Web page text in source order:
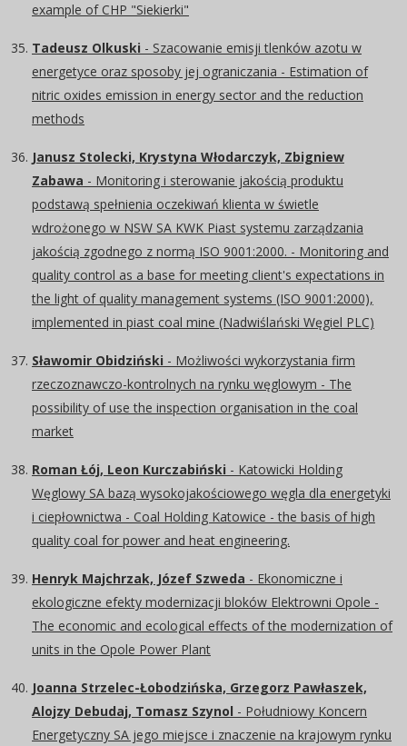
example of CHP "Siekierki"
Tadeusz Olkuski - Szacowanie emisji tlenków azotu w
energetyce oraz sposoby jej ograniczania - Estimation of
nitric oxides emission in energy sector and the reduction
methods
Janusz Stolecki, Krystyna Włodarczyk, Zbigniew
Zabawa - Monitoring i sterowanie jakością produktu
podstawą spełnienia oczekiwań klienta w świetle
wdrożonego w NSW SA KWK Piast systemu zarządzania
jakością zgodnego z normą ISO 9001:2000. - Monitoring and
quality control as a base for meeting client's expectations in
the light of quality management systems (ISO 9001:2000),
implemented in piast coal mine (Nadwiślański Węgiel PLC)
Sławomir Obidziński - Możliwości wykorzystania firm
rzeczoznawczo-kontrolnych na rynku węglowym - The
possibility of use the inspection organisation in the coal
market
Roman Łój, Leon Kurczabiński - Katowicki Holding
Węglowy SA bazą wysokojakościowego węgla dla energetyki
i ciepłownictwa - Coal Holding Katowice - the basis of high
quality coal for power and heat engineering.
Henryk Majchrzak, Józef Szweda - Ekonomiczne i
ekologiczne efekty modernizacji bloków Elektrowni Opole -
The economic and ecological effects of the modernization of
units in the Opole Power Plant
Joanna Strzelec-Łobodzińska, Grzegorz Pawłaszek,
Alojzy Debudaj, Tomasz Szynol - Południowy Koncern
Energetyczny SA jego miejsce i znaczenie na krajowym rynku